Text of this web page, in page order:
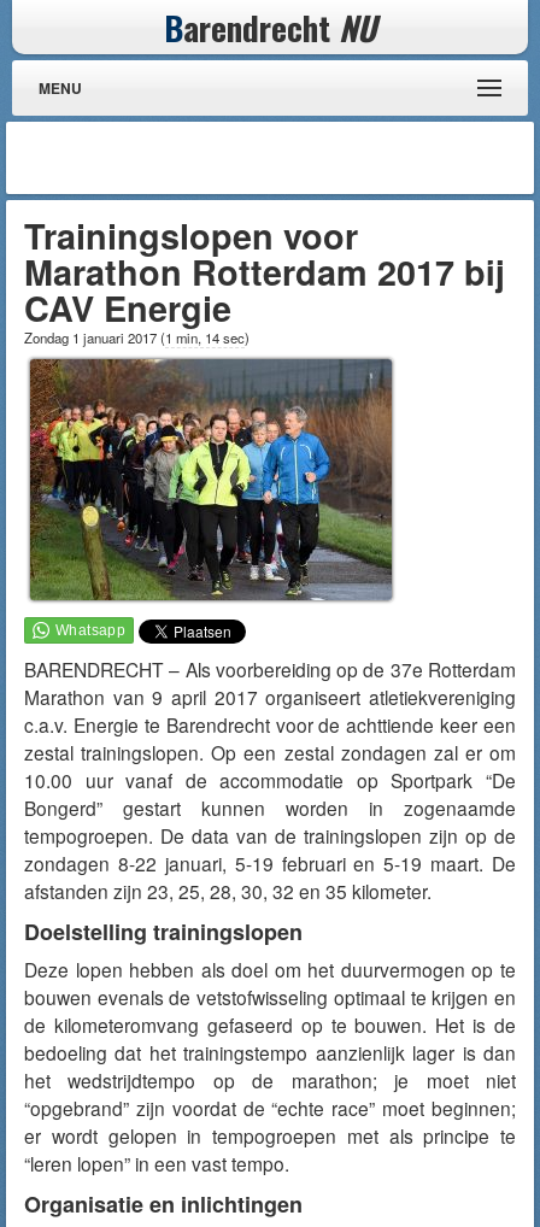
Barendrecht NU
MENU
Trainingslopen voor
Marathon Rotterdam 2017 bij
CAV Energie
Zondag 1 januari 2017(1 min, 14 sec)
BARENDRECHT – Als voorbereiding op de 37e Rotterdam
Marathon van 9 april 2017 organiseert atletiekvereniging
c.a.v. Energie te Barendrecht voor de achttiende keer een
zestal trainingslopen. Op een zestal zondagen zal er om
10.00 uur vanaf de accommodatie op Sportpark “De
Bongerd” gestart kunnen worden in zogenaamde
tempogroepen. De data van de trainingslopen zijn op de
zondagen 8-22 januari, 5-19 februari en 5-19 maart. De
afstanden zijn 23, 25, 28, 30, 32 en 35 kilometer.
Doelstelling trainingslopen
Deze lopen hebben als doel om het duurvermogen op te
bouwen evenals de vetstofwisseling optimaal te krijgen en
de kilometeromvang gefaseerd op te bouwen. Het is de
bedoeling dat het trainingstempo aanzienlijk lager is dan
het wedstrijdtempo op de marathon; je moet niet
“opgebrand” zijn voordat de “echte race” moet beginnen;
er wordt gelopen in tempogroepen met als principe te
“leren lopen” in een vast tempo.
Organisatie en inlichtingen